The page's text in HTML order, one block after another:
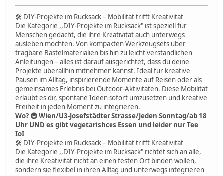
🛠 DIY-Projekte im Rucksack – Mobilität trifft Kreativität
Die Kategorie ,,DIY-Projekte im Rucksack" ist speziell für
Menschen gedacht, die ihre Kreativität auch unterwegs
ausleben möchten. Von kompakten Werkzeugsets über
tragbare Bastelmaterialien bis hin zu leicht verständlichen
Anleitungen – alles ist darauf ausgerichtet, dass du deine
Projekte überallhin mitnehmen kannst. Ideal für kreative
Pausen im Alltag, inspirierende Momente auf Reisen oder als
gemeinsames Erlebnis bei Outdoor-Aktivitäten. Diese Mobilität
erlaubt es dir, spontane Ideen sofort umzusetzen und kreative
Freiheit in jeden Moment zu integrieren.
Wo? 🚇 Wien/U3-Josefstädter Strasse/Jeden Sonntag/ab 18
Uhr UND es gibt vegetarishces Essen und leider nur Tee
IoI
🛠 DIY-Projekte im Rucksack – Mobilität trifft Kreativität
Die Kategorie ,,DIY-Projekte im Rucksack" richtet sich an alle,
die ihre Kreativität nicht an einen festen Ort binden wollen,
sondern sie flexibel in ihren Alltag und unterwegs integrieren